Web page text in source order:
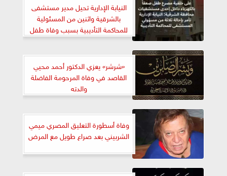
النيابة الإدارية تحيل مدير مستشفى
بالشرقية واثنين من المسئولية
للمحاكمة التأديبية بسبب وفاة طفل
«شرشر» يعزي الدكتور أحمد محيي
القاصد في وفاة المرحومة الفاضلة
والدته
وفاة أسطورة التعليق المصري ميمي
الشربيني بعد صراع طويل مع المرض